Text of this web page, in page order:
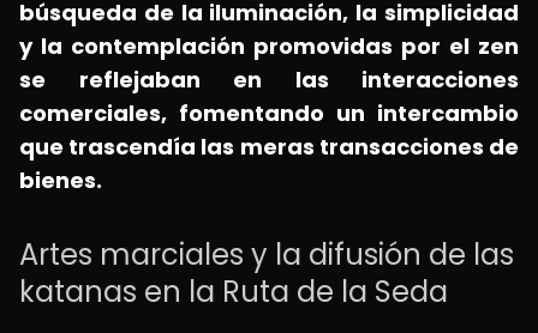
búsqueda de la iluminación, la simplicidad
y la contemplación promovidas por el zen
se reflejaban en las interacciones
comerciales, fomentando un intercambio
que trascendía las meras transacciones de
bienes.
Artes marciales y la difusión de las
katanas en la Ruta de la Seda